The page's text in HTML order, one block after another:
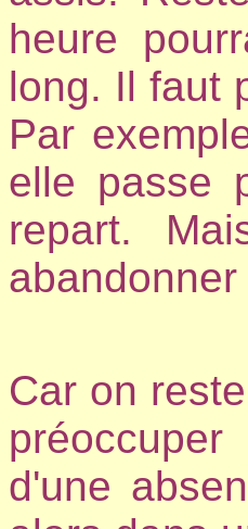
heure
long. Il faut
Par
elle passe
repart.
Car on
d'une